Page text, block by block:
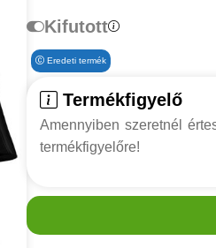
Kifutott
Eredeti termék
Termékfigyelő
Amennyiben szeretnél
termékfigyelőre!